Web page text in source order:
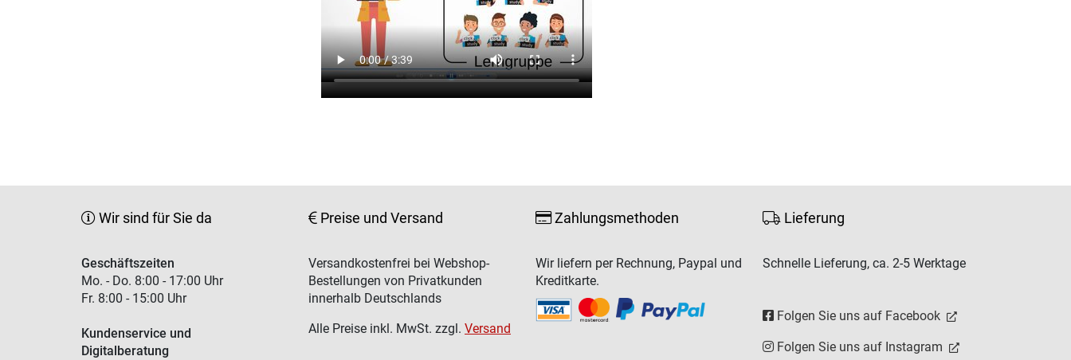
Wir sind für Sie da
Geschäftszeiten
Mo. - Do. 8:00 - 17:00 Uhr
Fr. 8:00 - 15:00 Uhr
Kundenservice und
Digitalberatung
Preise und Versand
Versandkostenfrei bei Webshop-
Bestellungen von Privatkunden
innerhalb Deutschlands
Alle Preise inkl. MwSt. zzgl. Versand
Zahlungsmethoden
Wir liefern per Rechnung, Paypal und
Kreditkarte.
Lieferung
Schnelle Lieferung, ca. 2-5 Werktage
Folgen Sie uns auf Facebook
Folgen Sie uns auf Instagram